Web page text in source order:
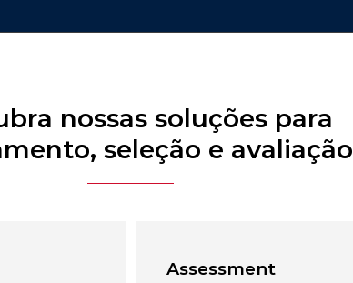
nossas soluções para
seleção e avaliação
Assessment